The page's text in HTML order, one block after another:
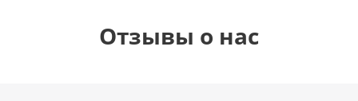
Отзывы о нас